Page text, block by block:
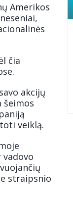
Amerikos
čia
akcijų
šeimos
veiklą.
straipsnio